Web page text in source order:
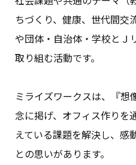
ちづくり、健康、世代間交
や団体・自治体・学校とＪ
取り組む活動です。
ミライズワークスは、『想
念に掲げ、オフィス作りを
えている課題を解決し、感
との思いがあります。